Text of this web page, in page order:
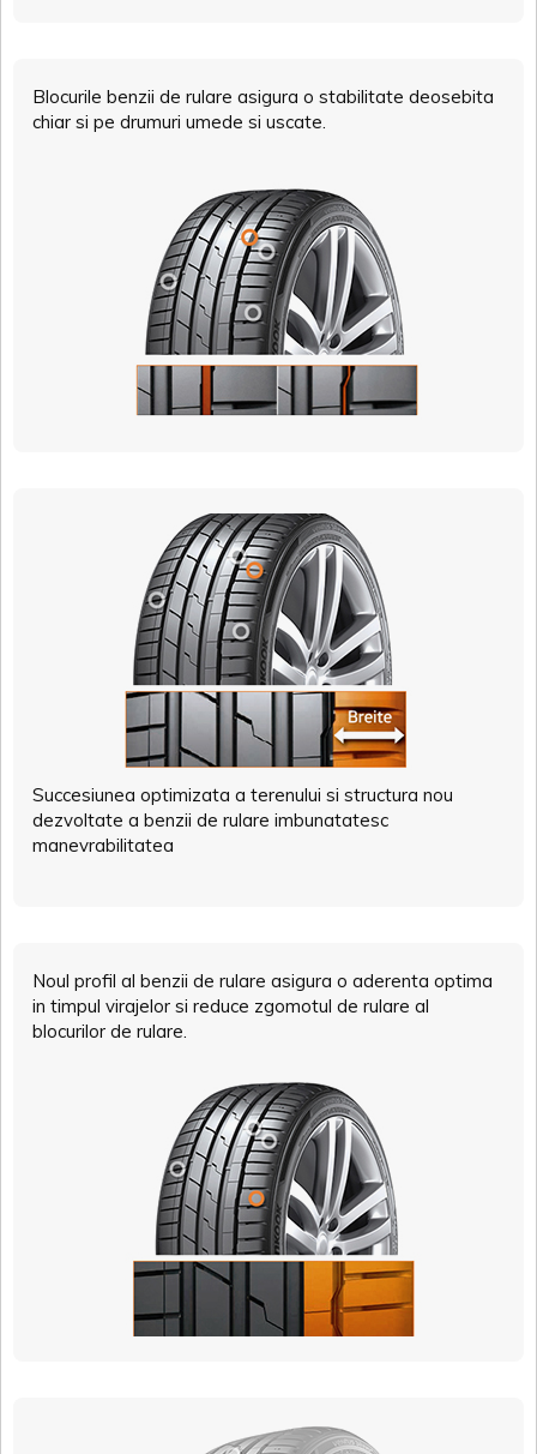
Blocurile benzii de rulare asigura o stabilitate deosebita
chiar si pe drumuri umede si uscate.
Succesiunea optimizata a terenului si structura nou
dezvoltate a benzii de rulare imbunatatesc
manevrabilitatea
Noul profil al benzii de rulare asigura o aderenta optima
in timpul virajelor si reduce zgomotul de rulare al
blocurilor de rulare.